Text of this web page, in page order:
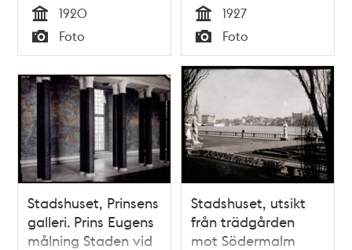
Tid
1920
Typ
Foto Tid
1927
Typ
Foto
Stadshuset, Prinsens
galleri. Prins Eugens
målning Staden vid
Stadshuset, utsikt
från trädgården
mot Södermalm